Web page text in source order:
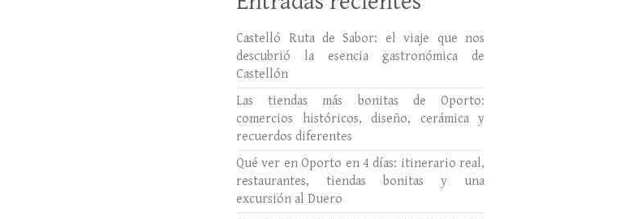
Castelló Ruta de Sabor: el viaje que nos
descubrió la esencia gastronómica de
Castellón
Las tiendas más bonitas de Oporto:
comercios históricos, diseño, cerámica y
recuerdos diferentes
Qué ver en Oporto en 4 días: itinerario real,
restaurantes, tiendas bonitas y una
excursión al Duero